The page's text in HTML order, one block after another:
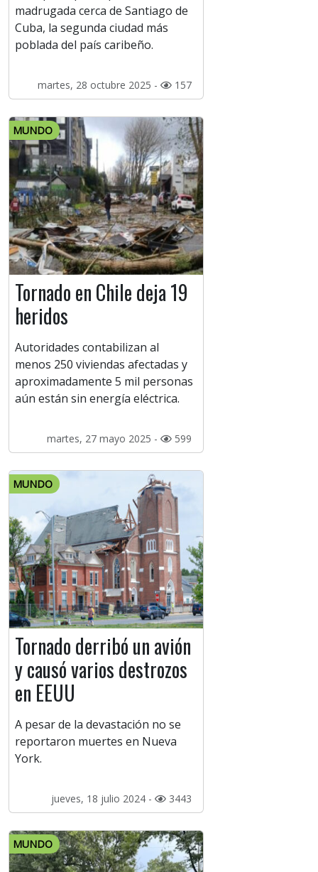
madrugada cerca de Santiago de
Cuba, la segunda ciudad más
poblada del país caribeño.
martes, 28 octubre 2025 - 157
MUNDO
Tornado en Chile deja 19
heridos
Autoridades contabilizan al
menos 250 viviendas afectadas y
aproximadamente 5 mil personas
aún están sin energía eléctrica.
martes, 27 mayo 2025 - 599
MUNDO
Tornado derribó un avión
y causó varios destrozos
en EEUU
A pesar de la devastación no se
reportaron muertes en Nueva
York.
jueves, 18 julio 2024 - 3443
MUNDO